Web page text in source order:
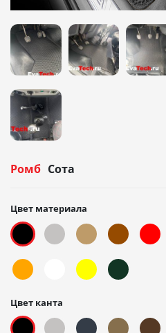
Ромб Сота
Цвет материала
Цвет канта